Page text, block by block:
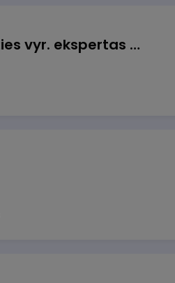
Veiklos užtikrinimo ir atitikties vyr. ekspertas (-ė) (Klaipėda) (Klaipėda, LT)